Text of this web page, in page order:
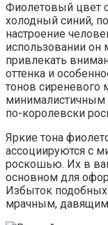
Фиолетовый цвет
холодный синий,
настроение
использовании он
привлекать
оттенка и
тонов сиреневого
по-королевски
Яркие тона
ассоциируются с
роскошью. Их в
основном для
Избыток
мрачным,